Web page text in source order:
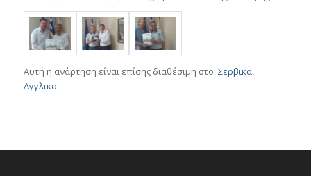
Αυτή η ανάρτηση είναι επίσης διαθέσιμη στο: Σερβικα
Αγγλικα